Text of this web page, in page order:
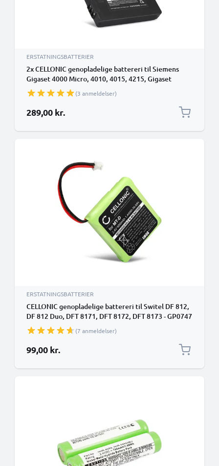
ERSTATNINGSBATTERIER
2x CELLONIC genopladelige battereri til Siemens
Gigaset 4000 Micro, 4010, 4015, 4215, Gigaset
SL3501, Gigaset M1, Active M - V30145-K1310-X132
500mAh - udskift dit mobilbatteri
(3 anmeldelser)
289,00 kr.
ERSTATNINGSBATTERIER
CELLONIC genopladelige battereri til Switel DF 812,
DF 812 Duo, DFT 8171, DFT 8172, DFT 8173 - GP0747
600mAh - udskift dit mobilbatteri
(7 anmeldelser)
99,00 kr.